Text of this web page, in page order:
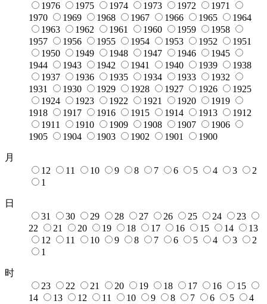
1976
1975 1974 1973 1972
1971
1970
1969 1968 1967 1966 1965
1964
1963
1962 1961 1960 1959
1958
1957
1956 1955 1954 1953 1952
1951
1950
1949 1948 1947 1946
1945
1944
1943 1942 1941 1940 1939
1938
1937
1936 1935 1934 1933
1932
1931
1930 1929 1928 1927 1926
1925
1924
1923 1922 1921 1920
1919
1918
1917 1916 1915 1914 1913
1912
1911
1910 1909 1908 1907
1906
1905
1904 1903 1902 1901 1900
月
12
11 10 9 8 7 6 5 4 3
2
1
日
31
30 29 28 27 26 25 24
23
22
21 20 19 18 17 16 15 14
13
12
11 10 9 8 7 6 5 4 3
2
1
时
23
22 21 20 19 18 17 16
15
14
13 12 11 10 9 8 7 6 5
4